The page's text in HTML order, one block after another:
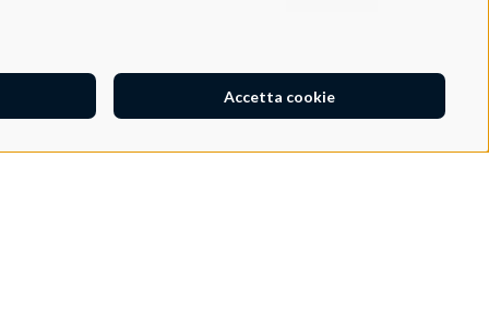
Accetta cookie